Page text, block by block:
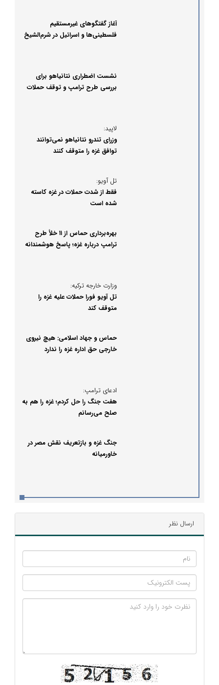
آغاز گفتگوهای غیرمستقیم
فلسطینی‌ها و اسرائیل در شرم‌الشیخ
نشست اضطراری نتانیاهو برای
بررسی طرح ترامپ و توقف حملات
لاپید:
وزرای تندرو نتانیاهو نمی‌توانند
توافق غزه را متوقف کنند
تل آویو:
فقط از شدت حملات در غزه کاسته
شده است
بهره‌برداری حماس از ۱۱ خلأ طرح
ترامپ درباره غزه؛ پاسخ هوشمندانه
وزارت خارجه ترکیه:
تل آویو فورا حملات علیه غزه را
متوقف کند
حماس و جهاد اسلامی: هیچ نیروی
خارجی حق اداره غزه را ندارد
ادعای ترامپ:
هفت جنگ را حل کردم؛ غزه را هم به
صلح می‌رسانم
جنگ غزه و بازتعریف نقش مصر در
خاورمیانه
ارسال نظر